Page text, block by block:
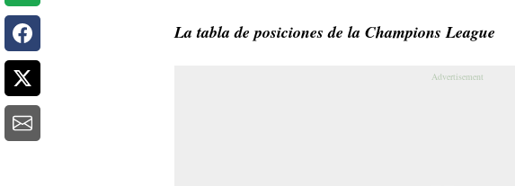
La tabla de posiciones de la Champions League